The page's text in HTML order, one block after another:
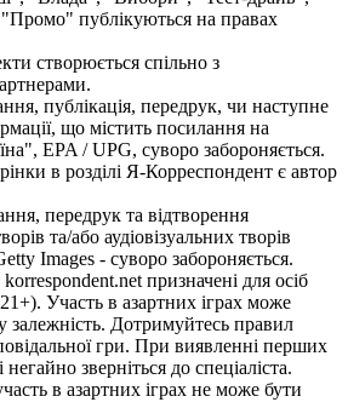
публікуються на правах
створюється спільно з
публікація, передрук, чи наступне
що містить посилання на
EPA / UPG, суворо забороняється.
в розділі Я-Корреспондент є автор
передрук та відтворення
та/або аудіовізуальних творів
Images - суворо забороняється.
призначені для осіб
Участь в азартних іграх може
залежність. Дотримуйтесь правил
гри. При виявленні перших
зверніться до спеціаліста.
в азартних іграх не може бути